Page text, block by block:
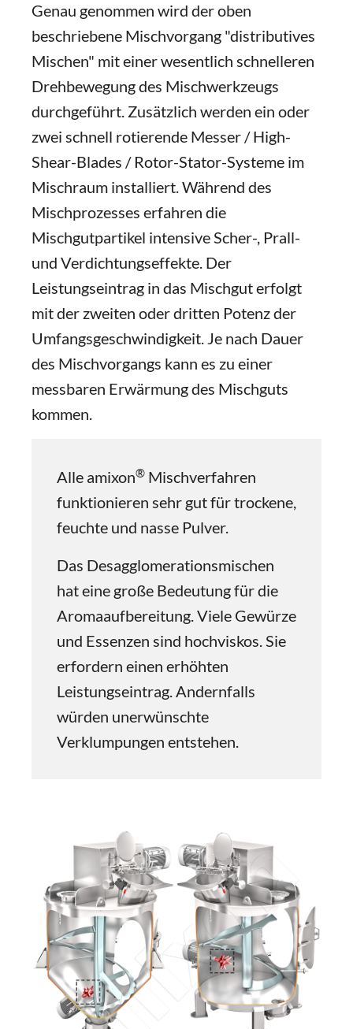
Genau genommen wird der oben
beschriebene Mischvorgang "distributives
Mischen" mit einer wesentlich schnelleren
Drehbewegung des Mischwerkzeugs
durchgeführt. Zusätzlich werden ein oder
zwei schnell rotierende Messer / High-
Shear-Blades / Rotor-Stator-Systeme im
Mischraum installiert. Während des
Mischprozesses erfahren die
Mischgutpartikel intensive Scher-, Prall-
und Verdichtungseffekte. Der
Leistungseintrag in das Mischgut erfolgt
mit der zweiten oder dritten Potenz der
Umfangsgeschwindigkeit. Je nach Dauer
des Mischvorgangs kann es zu einer
messbaren Erwärmung des Mischguts
kommen.
Alle amixon® Mischverfahren
funktionieren sehr gut für trockene,
feuchte und nasse Pulver.
Das Desagglomerationsmischen
hat eine große Bedeutung für die
Aromaaufbereitung. Viele Gewürze
und Essenzen sind hochviskos. Sie
erfordern einen erhöhten
Leistungseintrag. Andernfalls
würden unerwünschte
Verklumpungen entstehen.